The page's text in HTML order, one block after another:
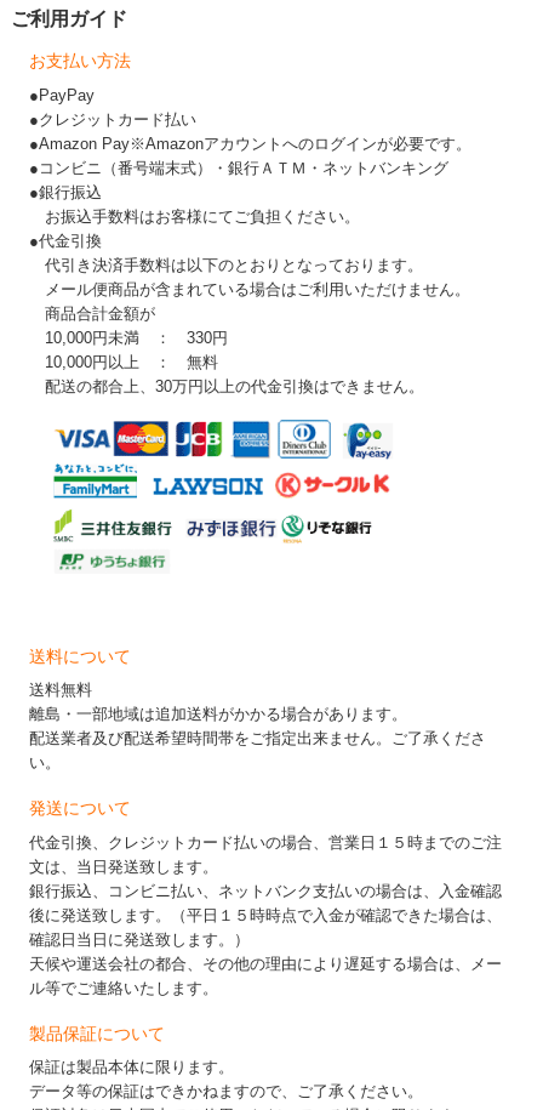
ご利用ガイド
お支払い方法
●PayPay
●クレジットカード払い
●Amazon Pay※Amazonアカウントへのログインが必要です。
●コンビニ（番号端末式）・銀行ＡＴＭ・ネットバンキング
●銀行振込
お振込手数料はお客様にてご負担ください。
●代金引換
代引き決済手数料は以下のとおりとなっております。
メール便商品が含まれている場合はご利用いただけません。
商品合計金額が
10,000円未満 ： 330円
10,000円以上 ： 無料
配送の都合上、30万円以上の代金引換はできません。
送料について
送料無料
離島・一部地域は追加送料がかかる場合があります。
配送業者及び配送希望時間帯をご指定出来ません。ご了承くださ
い。
発送について
代金引換、クレジットカード払いの場合、営業日１５時までのご注
文は、当日発送致します。
銀行振込、コンビニ払い、ネットバンク支払いの場合は、入金確認
後に発送致します。（平日１５時時点で入金が確認できた場合は、
確認日当日に発送致します。）
天候や運送会社の都合、その他の理由により遅延する場合は、メー
ル等でご連絡いたします。
製品保証について
保証は製品本体に限ります。
データ等の保証はできかねますので、ご了承ください。